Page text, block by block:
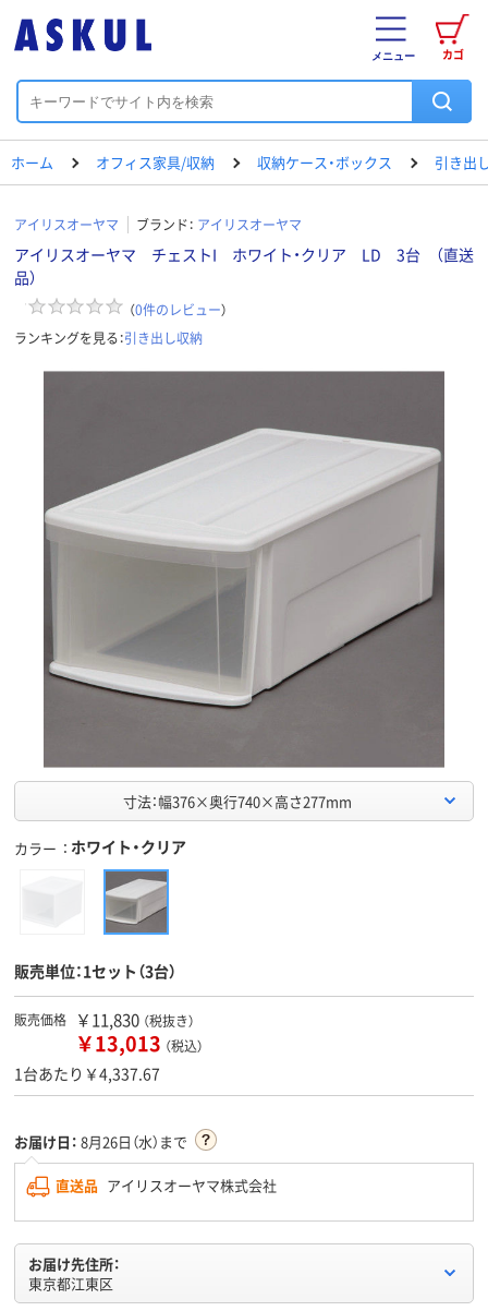
カゴ
メニュー
ホーム オフィス家具/収納 収納ケース・ボックス 引き出
アイリスオーヤマ ブランド： アイリスオーヤマ
アイリスオーヤマ チェストI ホワイト・クリア LD 3台 （直送
品）
（0件のレビュー）
ランキングを見る：引き出し収納
寸法：幅376×奥行740×高さ277mm
カラー ホワイト・クリア
販売単位：1セット（3台）
販売価格 ￥11,830 （税抜き）
￥13,013 （税込）
1台あたり￥4,337.67
お届け日： 8月26日（水）まで
直送品 アイリスオーヤマ株式会社
お届け先住所：
東京都江東区